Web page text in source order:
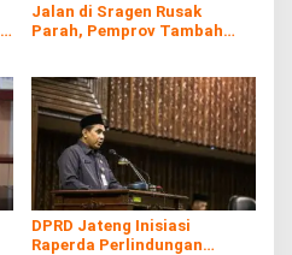
Jalan di Sragen Rusak
Parah, Pemprov Tambah
DPRD Jateng Inisiasi
Raperda Perlindungan